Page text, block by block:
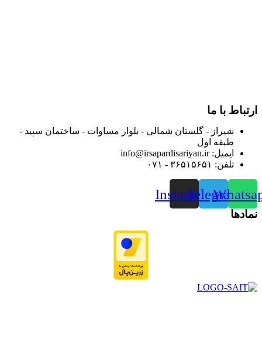
ارتباط با ما
شیراز - گلستان شمالی - بلوار مساوات - ساختمان سپید -
طبقه اول
ایمیل: info@irsapardisariyan.ir
تلفن: ۳۶۵۱۵۶۵۱ - ۰۷۱
Telegram
Instagram
نمادها